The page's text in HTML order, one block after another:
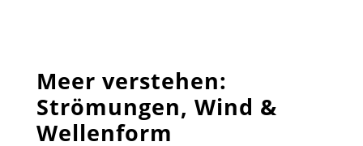
Meer verstehen:
Strömungen, Wind &
Wellenform